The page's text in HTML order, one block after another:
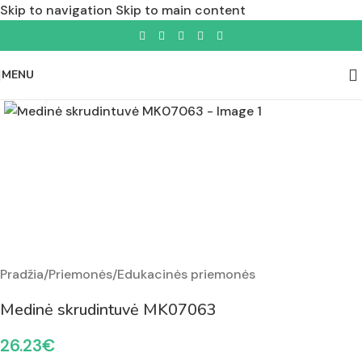
Skip to navigation Skip to main content
MENU
Pradžia/Priemonės/Edukacinės priemonės
Medinė skrudintuvė MK07063
26.23€